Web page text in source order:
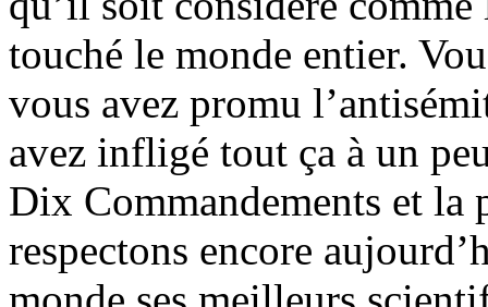
touché le monde entier.
vous avez promu
avez infligé tout ça à un
Dix Commandements et la
respectons encore